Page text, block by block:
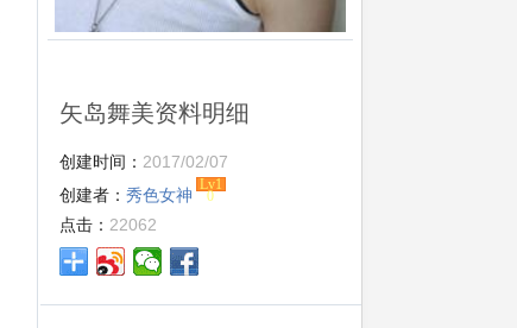
矢岛舞美资料明细
创建时间： 2017/02/07
创建者： 秀色女神
Lv1
0
点击： 22062